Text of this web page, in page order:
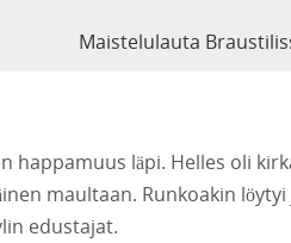
Maistelulauta
happamuus läpi. Helles oli
maultaan. Runkoakin
edustajat.